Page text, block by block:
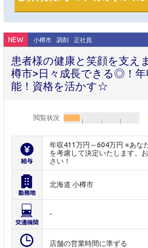
NEW 小樽市 調剤 正社員
患者様の健康と笑顔を支え
樽市>日々成長できる◎！年
能！資格を活かす☆
閲覧状況
年収411万円～604万円 ※あな
を考慮して決定いたします。
さい！
北海道 小樽市
-
店舗の営業時間に準ずる